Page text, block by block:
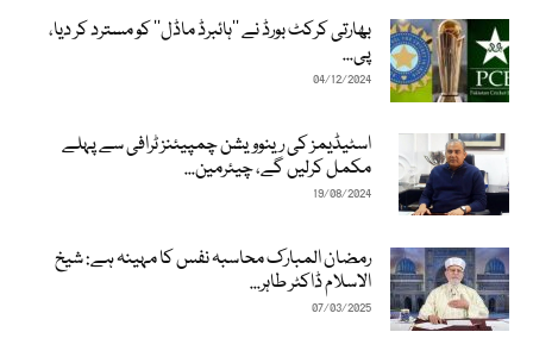
بھارتی کرکٹ بورڈ نے ’’ہائبرڈ ماڈل‘‘ کو مسترد کر دیا،
پی...
04/12/2024
اسٹیڈیمز کی رینوویشن چمپیئنز ٹرافی سے پہلے
مکمل کرلیں گے، چیئرمین...
19/08/2024
رمضان المبارک محاسبہ نفس کا مہینہ ہے: شیخ
الاسلام ڈاکٹر طاہر...
07/03/2025